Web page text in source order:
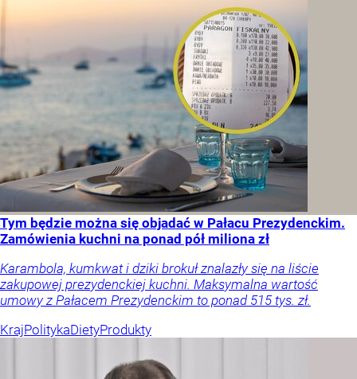
Tym będzie można się objadać w Pałacu Prezydenckim.
Zamówienia kuchni na ponad pół miliona zł
Karambola, kumkwat i dziki brokuł znalazły się na liście
zakupowej prezydenckiej kuchni. Maksymalna wartość
umowy z Pałacem Prezydenckim to ponad 515 tys. zł.
KrajPolitykaDietyProdukty